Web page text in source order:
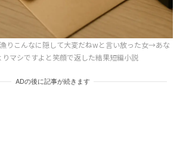
りこんなに隠して大変だねwと言い放った女→あな
りマシですよと笑顔で返した結果短編小説
ADの後に記事が続きます